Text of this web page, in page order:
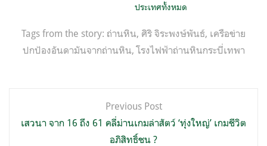
ประเทศทั้งหมด
Tags from the story: ถ่านหิน, ศิริ จิระพงษ์พันธ์, เครือข่าย
ปกป้องอันดามันจากถ่านหิน,โรงไฟฟ้าถ่านหินกระบี่เทพา
เรื่อง
Previous Post
เสวนา จาก 16 ถึง 61 คลี่ม่านเกมล่าสัตว์ ‘ทุ่งใหญ่’ เกมชีวิต
อภิสิทธิ์ชน ?